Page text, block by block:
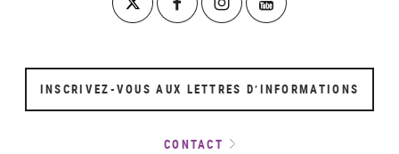
INSCRIVEZ-VOUS AUX LETTRES D’INFORMATIONS
CONTACT